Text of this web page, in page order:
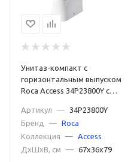
Унитаз-компакт с
горизонтальным выпуском
Roca Access 34P23800Y с
Артикул
—
34P23800Y
Бренд
— Roca
Коллекция
—
Access
ДxШxВ, см
— 67x36x79